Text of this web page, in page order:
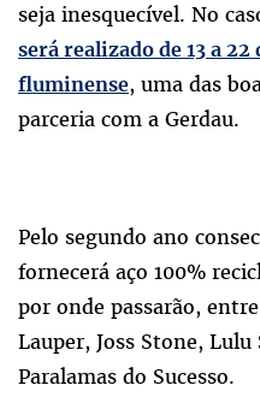
seja inesquecível. No
será realizado de 13 a
fluminense, uma das
parceria com a Gerdau.
Pelo segundo ano
fornecerá aço 100%
por onde passarão,
Lauper, Joss Stone,
Paralamas do Sucesso.